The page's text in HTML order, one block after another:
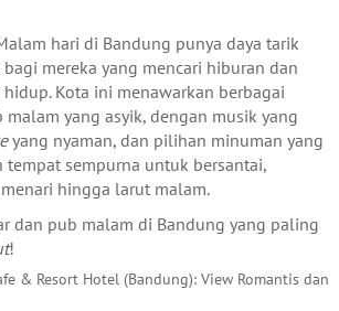
hari di Bandung punya daya tarik
mereka yang mencari hiburan dan
Kota ini menawarkan berbagai
yang asyik, dengan musik yang
yang nyaman, dan pilihan minuman yang
tempat sempurna untuk bersantai,
hingga larut malam.
dan pub malam di Bandung yang paling
!
& Resort Hotel (Bandung): View Romantis dan